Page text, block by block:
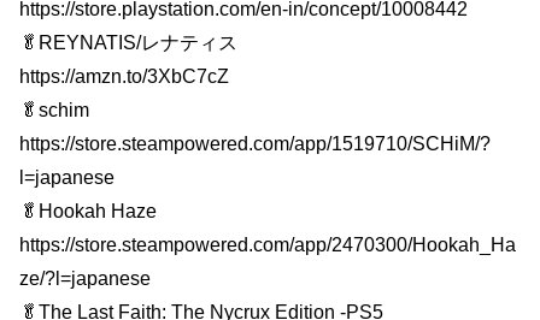
https://store.playstation.com/en-in/concept/10008442
🥬REYNATIS/レナティス
https://amzn.to/3XbC7cZ
🥬schim
https://store.steampowered.com/app/1519710/SCHiM/?
l=japanese
🥬Hookah Haze
https://store.steampowered.com/app/2470300/Hookah_Ha
ze/?l=japanese
🥬The Last Faith: The Nycrux Edition -PS5